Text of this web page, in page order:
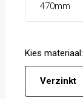
470mm
Kies materiaal:
Verzinkt